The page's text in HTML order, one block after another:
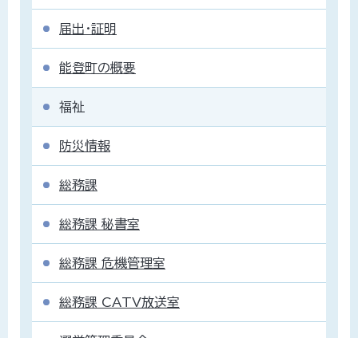
届出・証明
能登町の概要
福祉
防災情報
総務課
総務課 秘書室
総務課 危機管理室
総務課 CATV放送室